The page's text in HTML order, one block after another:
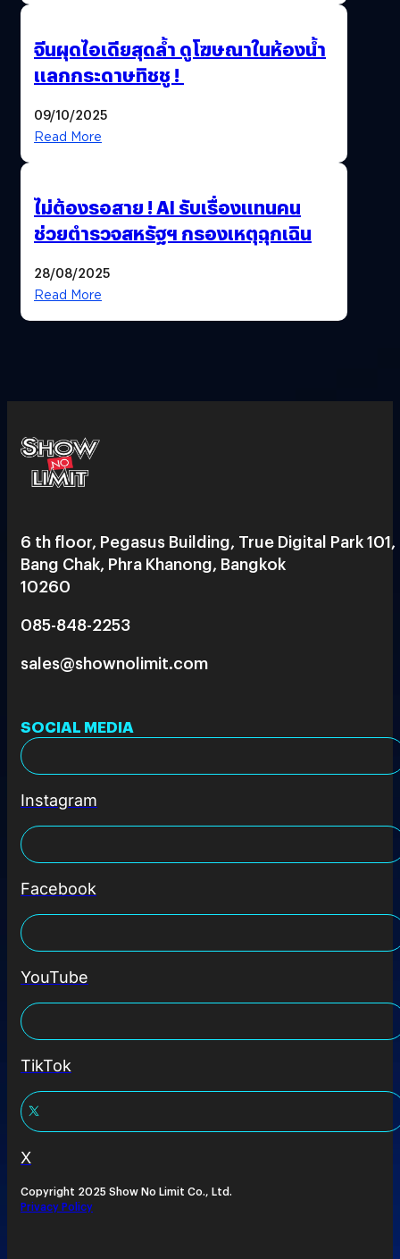
จีนผุดไอเดียสุดล้ำ ดูโฆษณาในห้องน้ำ
แลกกระดาษทิชชู !
09/10/2025
Read More
ไม่ต้องรอสาย ! AI รับเรื่องแทนคน
ช่วยตำรวจสหรัฐฯ กรองเหตุฉุกเฉิน
28/08/2025
Read More
6 th floor, Pegasus Building, True Digital Park 101,
Bang Chak, Phra Khanong, Bangkok
10260
085-848-2253
sales@shownolimit.com
SOCIAL MEDIA
Instagram
Facebook
YouTube
TikTok
X
Copyright 2025 Show No Limit Co., Ltd.
Privacy Policy